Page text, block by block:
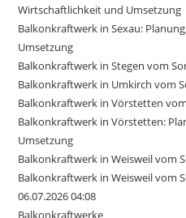
Wirtschaftlichkeit und Umsetzung
Balkonkraftwerk in Sexau:
Umsetzung
Balkonkraftwerk in Stegen vom
Balkonkraftwerk in Umkirch vom
Balkonkraftwerk in Vörstetten
Balkonkraftwerk in Vörstetten:
Umsetzung
Balkonkraftwerk in Weisweil vom
Balkonkraftwerk in Weisweil vom
06.07.2026 04:08
Balkonkraftwerke